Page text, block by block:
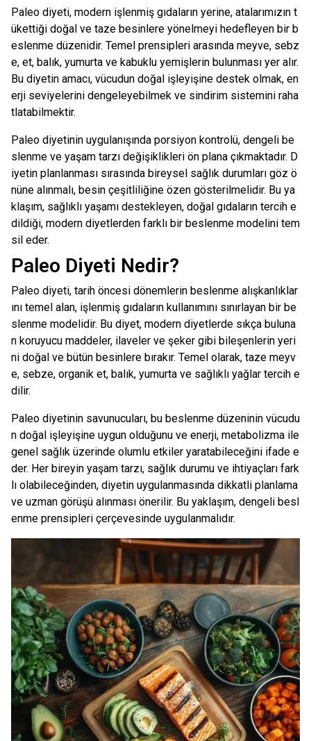
Paleo diyeti, modern işlenmiş gıdaların yerine, atalarımızın t
ükettiği doğal ve taze besinlere yönelmeyi hedefleyen bir b
eslenme düzenidir. Temel prensipleri arasında meyve, sebz
e, et, balık, yumurta ve kabuklu yemişlerin bulunması yer alır.
Bu diyetin amacı, vücudun doğal işleyişine destek olmak, en
erji seviyelerini dengeleyebilmek ve sindirim sistemini raha
tlatabilmektir.
Paleo diyetinin uygulanışında porsiyon kontrolü, dengeli be
slenme ve yaşam tarzı değişiklikleri ön plana çıkmaktadır. D
iyetin planlanması sırasında bireysel sağlık durumları göz ö
nüne alınmalı, besin çeşitliliğine özen gösterilmelidir. Bu ya
klaşım, sağlıklı yaşamı destekleyen, doğal gıdaların tercih e
dildiği, modern diyetlerden farklı bir beslenme modelini tem
sil eder.
Paleo Diyeti Nedir?
Paleo diyeti, tarih öncesi dönemlerin beslenme alışkanlıklar
ını temel alan, işlenmiş gıdaların kullanımını sınırlayan bir be
slenme modelidir. Bu diyet, modern diyetlerde sıkça buluna
n koruyucu maddeler, ilaveler ve şeker gibi bileşenlerin yeri
ni doğal ve bütün besinlere bırakır. Temel olarak, taze meyv
e, sebze, organik et, balık, yumurta ve sağlıklı yağlar tercih e
dilir.
Paleo diyetinin savunucuları, bu beslenme düzeninin vücudu
n doğal işleyişine uygun olduğunu ve enerji, metabolizma ile
genel sağlık üzerinde olumlu etkiler yaratabileceğini ifade e
der. Her bireyin yaşam tarzı, sağlık durumu ve ihtiyaçları fark
lı olabileceğinden, diyetin uygulanmasında dikkatli planlama
ve uzman görüşü alınması önerilir. Bu yaklaşım, dengeli besl
enme prensipleri çerçevesinde uygulanmalıdır.